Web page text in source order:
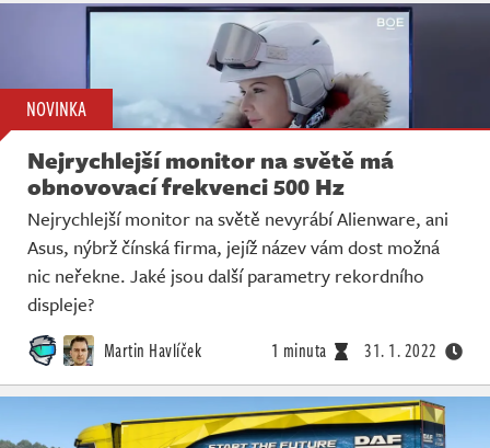
NOVINKA
Nejrychlejší monitor na světě má
obnovovací frekvenci 500 Hz
Nejrychlejší monitor na světě nevyrábí Alienware, ani
Asus, nýbrž čínská firma, jejíž název vám dost možná
nic neřekne. Jaké jsou další parametry rekordního
displeje?
Martin Havlíček 1 minuta 31. 1. 2022